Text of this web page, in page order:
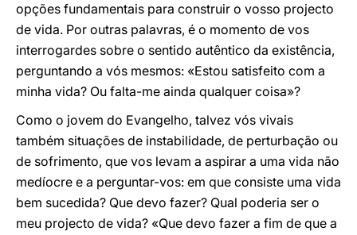
opções fundamentais para construir o vosso projecto
de vida. Por outras palavras, é o momento de vos
interrogardes sobre o sentido autêntico da existência,
perguntando a vós mesmos: «Estou satisfeito com a
minha vida? Ou falta-me ainda qualquer coisa»?
Como o jovem do Evangelho, talvez vós vivais
também situações de instabilidade, de perturbação ou
de sofrimento, que vos levam a aspirar a uma vida não
medíocre e a perguntar-vos: em que consiste uma vida
bem sucedida? Que devo fazer? Qual poderia ser o
meu projecto de vida? «Que devo fazer a fim de que a